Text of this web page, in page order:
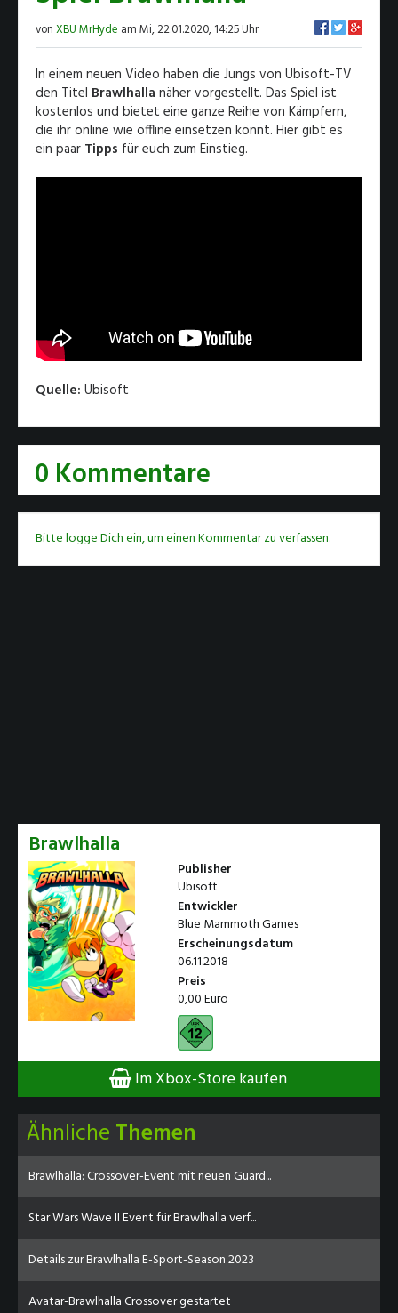
von XBU MrHyde am Mi, 22.01.2020, 14:25 Uhr
In einem neuen Video haben die Jungs von Ubisoft-TV
den Titel Brawlhalla näher vorgestellt. Das Spiel ist
kostenlos und bietet eine ganze Reihe von Kämpfern,
die ihr online wie offline einsetzen könnt. Hier gibt es
ein paar Tipps für euch zum Einstieg.
Quelle: Ubisoft
0 Kommentare
Bitte logge Dich ein, um einen Kommentar zu verfassen.
Brawlhalla
Publisher
Ubisoft
Entwickler
Blue Mammoth Games
Erscheinungsdatum
06.11.2018
Preis
0,00 Euro
Im Xbox-Store kaufen
Ähnliche Themen
Brawlhalla: Crossover-Event mit neuen Guard...
Star Wars Wave II Event für Brawlhalla verf...
Details zur Brawlhalla E-Sport-Season 2023
Avatar-Brawlhalla Crossover gestartet